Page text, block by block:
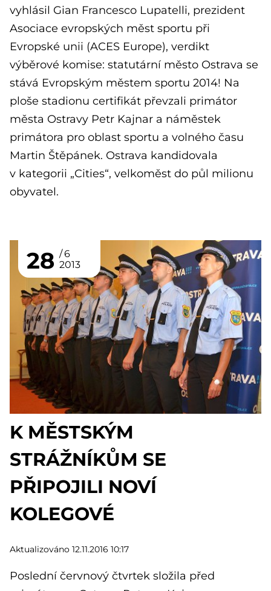
vyhlásil Gian Francesco Lupatelli, prezident
Asociace evropských měst sportu při
Evropské unii (ACES Europe), verdikt
výběrové komise: statutární město Ostrava se
stává Evropským městem sportu 2014! Na
ploše stadionu certifikát převzali primátor
města Ostravy Petr Kajnar a náměstek
primátora pro oblast sportu a volného času
Martin Štěpánek. Ostrava kandidovala
v kategorii „Cities“, velkoměst do půl milionu
obyvatel.
28
6
2013
K MĚSTSKÝM
STRÁŽNÍKŮM SE
PŘIPOJILI NOVÍ
KOLEGOVÉ
Aktualizováno 12.11.2016 10:17
Poslední červnový čtvrtek složila před